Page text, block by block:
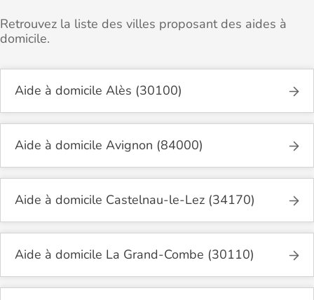
Retrouvez la liste des villes proposant des aides à
domicile.
Aide à domicile Alès (30100)
Aide à domicile Avignon (84000)
Aide à domicile Castelnau-le-Lez (34170)
Aide à domicile La Grand-Combe (30110)